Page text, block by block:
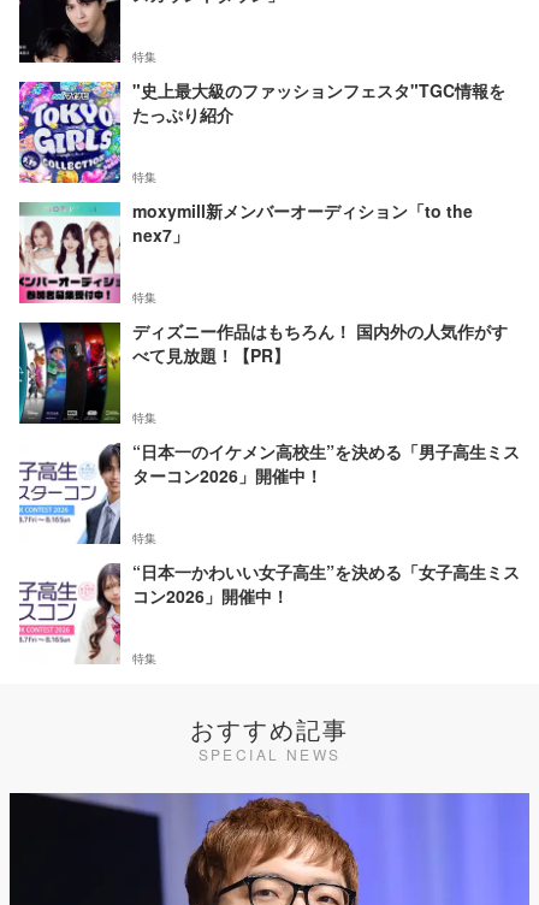
特集
"史上最大級のファッションフェスタ"TGC情報を
たっぷり紹介
特集
moxymill新メンバーオーディション「to the
nex7」
特集
ディズニー作品はもちろん！ 国内外の人気作がす
べて見放題！【PR】
特集
“日本一のイケメン高校生”を決める「男子高生ミス
ターコン2026」開催中！
特集
“日本一かわいい女子高生”を決める「女子高生ミス
コン2026」開催中！
特集
おすすめ記事
SPECIAL NEWS